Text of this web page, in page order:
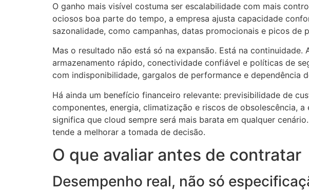
O ganho mais visível costuma ser escalabilidade com mais
ociosos boa parte do tempo, a empresa ajusta capacidade
sazonalidade, como campanhas, datas promocionais e picos de
Mas o resultado não está só na expansão. Está na
armazenamento rápido, conectividade confiável e políticas de
com indisponibilidade, gargalos de performance e dependência
Há ainda um benefício financeiro relevante: previsibilidade de
componentes, energia, climatização e riscos de obsolescência,
significa que cloud sempre será mais barata em qualquer
tende a melhorar a tomada de decisão.
O que avaliar antes de contratar
Desempenho real, não só